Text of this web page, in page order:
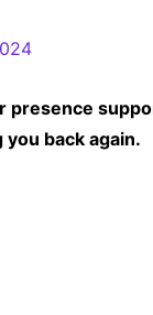
back again.